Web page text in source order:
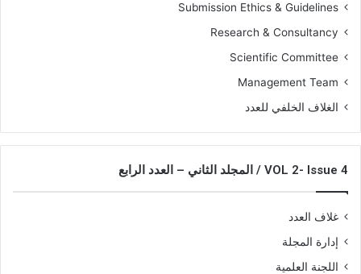
Submission Ethics & Guidelines
Research & Consultancy
Scientific Committee
Management Team
الغلاف الخلفي للعدد
VOL 2- Issue 4 / المجلد الثاني – العدد الرابع
غلاف العدد
إدارة المجلة
اللجنة العلمية